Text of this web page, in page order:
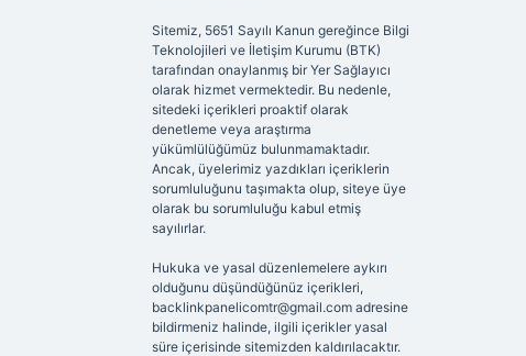
Sitemiz, 5651 Sayılı Kanun gereğince Bilgi
Teknolojileri ve İletişim Kurumu (BTK)
tarafından onaylanmış bir Yer Sağlayıcı
olarak hizmet vermektedir. Bu nedenle,
sitedeki içerikleri proaktif olarak
denetleme veya araştırma
yükümlülüğümüz bulunmamaktadır.
Ancak, üyelerimiz yazdıkları içeriklerin
sorumluluğunu taşımakta olup, siteye üye
olarak bu sorumluluğu kabul etmiş
sayılırlar.
Hukuka ve yasal düzenlemelere aykırı
olduğunu düşündüğünüz içerikleri,
backlinkpanelicomtr@gmail.comadresine
bildirmeniz halinde, ilgili içerikler yasal
süre içerisinde sitemizden kaldırılacaktır.